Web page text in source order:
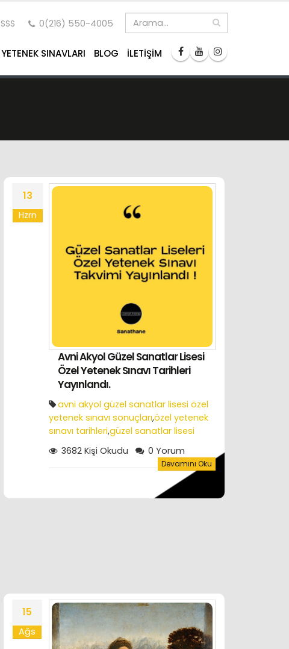
SSS 0(216) 550-4005
YETENEK SINAVLARI BLOG İLETIŞIM
13
Hzrn
Avni Akyol Güzel Sanatlar Lisesi
Özel Yetenek Sınavı Tarihleri
Yayınlandı.
avni akyol güzel sanatlar lisesi özel
yetenek sınavı sonuçları,özel yetenek
sınavı tarihleri,güzel sanatlar lisesi
3682 Kişi Okudu 0 Yorum
Devamını Oku
15
Ağs